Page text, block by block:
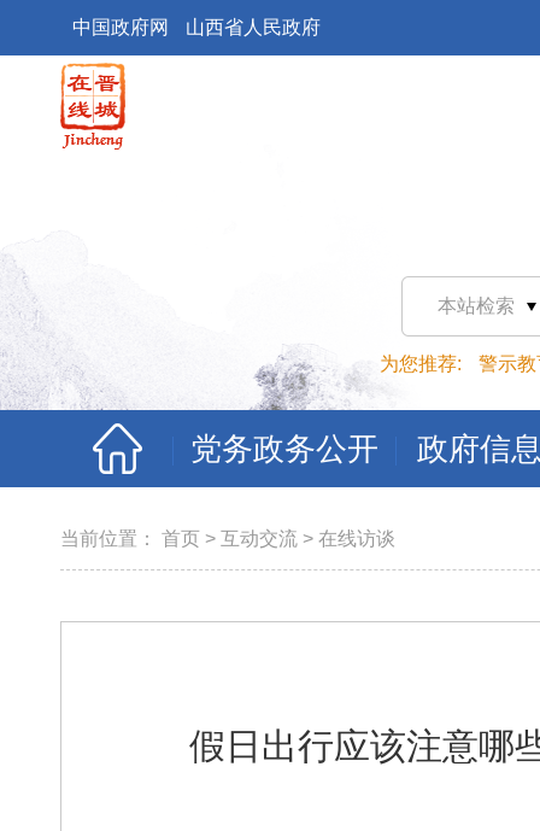
中国政府网 山西省人民政府
本站检索
为您推荐: 警示教
党务政务公开 政府信
当前位置： 首页 > 互动交流 > 在线访谈
假日出行应该注意哪